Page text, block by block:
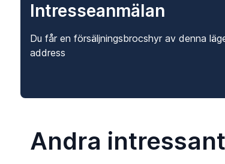
Intresseanmälan
Du får en försäljningsbrocshyr av denna
address
Andra